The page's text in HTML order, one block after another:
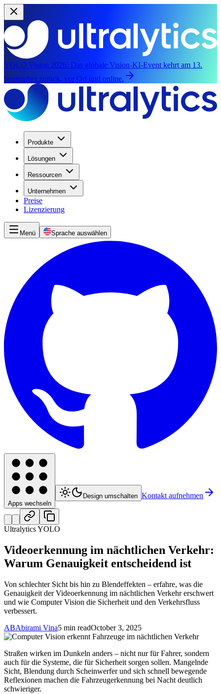
YOLO Vision 2026: Das globale Vision-KI-Event kehrt am 13.
September zurück, vor Ort und online.
Produkte
Lösungen
Ressourcen
Unternehmen
Preise
Lizenzierung
Menü Sprache auswählen
Apps wechseln
Design umschalten Kontakt aufnehmen
Ultralytics YOLO
Videoerkennung im nächtlichen Verkehr:
Warum Genauigkeit entscheidend ist
Von schlechter Sicht bis hin zu Blendeffekten – erfahre, was die
Genauigkeit der Videoerkennung im nächtlichen Verkehr erschwert
und wie Computer Vision die Sicherheit und den Verkehrsfluss
verbessert.
ABAbirami Vina5 min readOctober 3, 2025
Straßen wirken im Dunkeln anders – nicht nur für Fahrer, sondern
auch für die Systeme, die für Sicherheit sorgen sollen. Mangelnde
Sicht, Blendung durch Scheinwerfer und sich schnell bewegende
Reflexionen machen die Fahrzeugerkennung bei Nacht deutlich
schwieriger.